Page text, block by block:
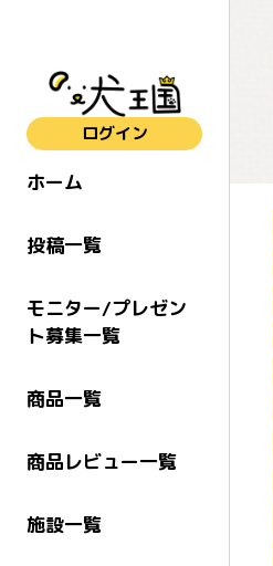
ログイン
ホーム
投稿一覧
モニター/プレゼン
ト募集一覧
商品一覧
商品レビュー一覧
施設一覧